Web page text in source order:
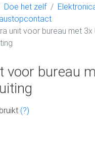
Doe het zelf
unit voor bureau met 3x
voor bureau
(?)